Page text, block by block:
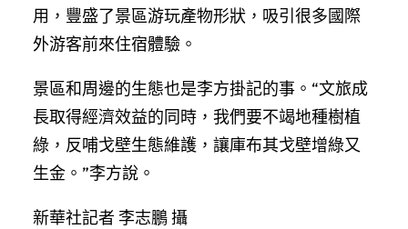
用，豐盛了景區游玩產物形狀，吸引很多國際
外游客前來住宿體驗。
景區和周邊的生態也是李方掛記的事。“文旅成
長取得經濟效益的同時，我們要不竭地種樹植
綠，反哺戈壁生態維護，讓庫布其戈壁增綠又
生金。”李方說。
新華社記者 李志鵬 攝